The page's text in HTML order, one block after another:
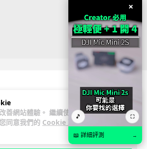
善網站體驗。 繼續使用
同意我們的 Cookie 政
×
🎵 ⛶
📖 詳細評測 →